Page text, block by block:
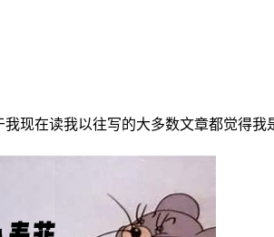
我现在读我以往写的大多数文章都觉得我